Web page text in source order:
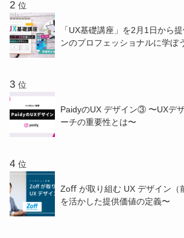
位
「UX基礎講座」を2月1日から
ンのプロフェッショナルに学
位
PaidyのUX デザイン③ 〜UXデザインにおけるリサ
ーチの重要性とは〜
位
Zoﬀ が取り組む UX デザイン（
を活かした提供価値の定義〜